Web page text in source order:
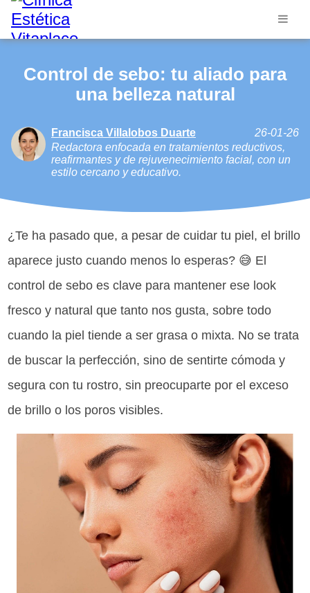
Control de sebo: tu aliado para
una belleza natural
Francisca Villalobos Duarte
26-01-26
Redactora enfocada en tratamientos reductivos,
reafirmantes y de rejuvenecimiento facial, con un
estilo cercano y educativo.
¿Te ha pasado que, a pesar de cuidar tu piel, el brillo
aparece justo cuando menos lo esperas? 😅 El
control de sebo es clave para mantener ese look
fresco y natural que tanto nos gusta, sobre todo
cuando la piel tiende a ser grasa o mixta. No se trata
de buscar la perfección, sino de sentirte cómoda y
segura con tu rostro, sin preocuparte por el exceso
de brillo o los poros visibles.